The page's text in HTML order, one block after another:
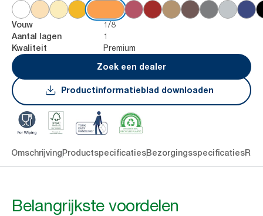
Vouw 1/8
Aantal lagen 1
Kwaliteit
Premium
Zoek een dealer
Productinformatieblad downloaden
OmschrijvingProductspecificatiesBezorgingsspecificaties
Belangrijkste voordelen